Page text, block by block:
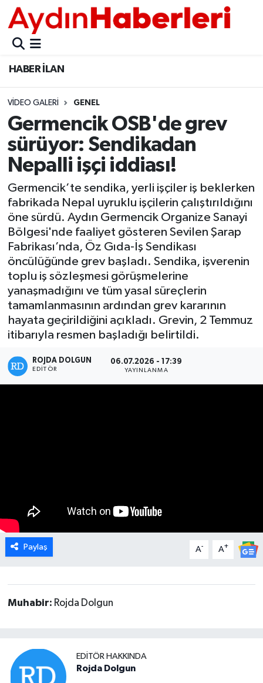
HABER İLAN
VIDEO GALERI GENEL
Germencik OSB'de grev
sürüyor: Sendikadan
Nepalli işçi iddiası!
Germencik’te sendika, yerli işçiler iş beklerken
fabrikada Nepal uyruklu işçilerin çalıştırıldığını
öne sürdü. Aydın Germencik Organize Sanayi
Bölgesi'nde faaliyet gösteren Sevilen Şarap
Fabrikası’nda, Öz Gıda-İş Sendikası
öncülüğünde grev başladı. Sendika, işverenin
toplu iş sözleşmesi görüşmelerine
yanaşmadığını ve tüm yasal süreçlerin
tamamlanmasının ardından grev kararının
hayata geçirildiğini açıkladı. Grevin, 2 Temmuz
itibarıyla resmen başladığı belirtildi.
ROJDA DOLGUN
EDITÖR
06.07.2026 - 17:39
YAYINLANMA
Paylaş A- A+
Muhabir: Rojda Dolgun
EDITÖR HAKKINDA
Rojda Dolgun
GÜNCEL
POLİTİKA
BELEDİYELER
ASAYİŞ
EKONOMİ
BÜLTEN
ÇEVRE
DÜNYA
EGE
EĞİTİM
EKOLOJİ VE ÇEVRE
MAGAZİN
ÖZEL HABER
SİYASET
Aydın Nöbetçi Eczaneler
Aydın Hava Durumu
Aydin Namaz Vakitleri
Aydın Trafik Yoğunluk Haritası
Süper Lig Puan Durumu ve Fikstür
Tüm Manşetler
Son Dakika Haberleri
Haber Arşivi